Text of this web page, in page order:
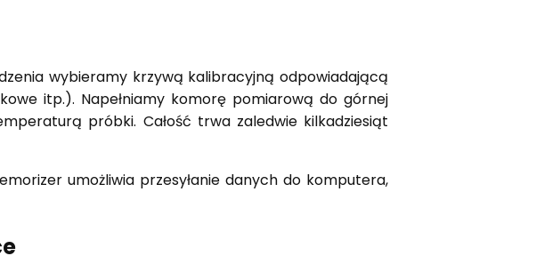
wybieramy krzywą kalibracyjną odpowiadającą
itp.). Napełniamy komorę pomiarową do górnej
próbki. Całość trwa zaledwie kilkadziesiąt
umożliwia przesyłanie danych do komputera,